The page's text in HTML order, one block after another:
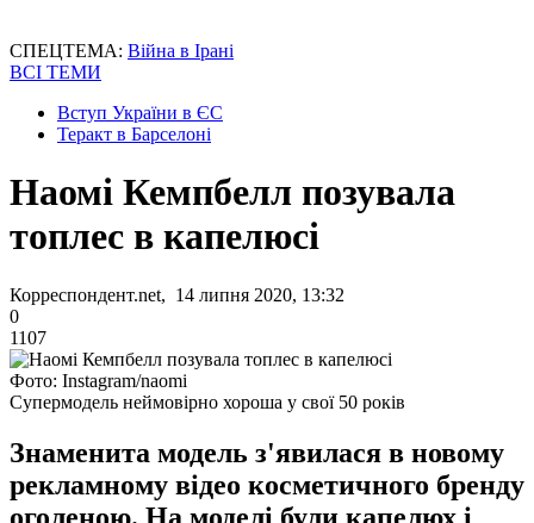
СПЕЦТЕМА: Війна в Ірані
ВСІ ТЕМИ
Вступ України в ЄС
Теракт в Барселоні
Наомі Кемпбелл позувала
топлес в капелюсі
Корреспондент.net, 14 липня 2020, 13:32
0
1107
Фото: Instagram/naomi
Супермодель неймовірно хороша у свої 50 років
Знаменита модель з'явилася в новому
рекламному відео косметичного бренду
оголеною. На моделі були капелюх і